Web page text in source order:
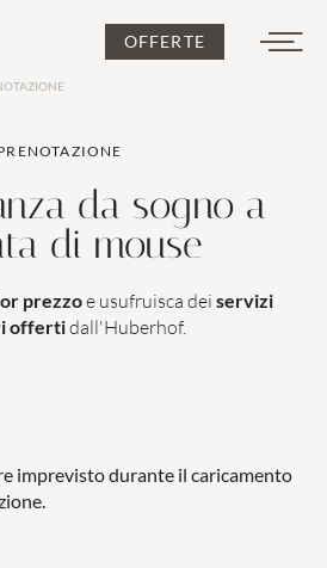
e prezzi
OFFERTE
da sogno a
di mouse
prezzoe usufruisca dei servizi
offertidall'Huberhof.
imprevisto durante il caricamento